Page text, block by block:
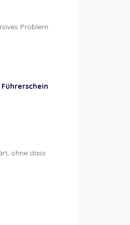
Problem
Führerschein
ohne dass